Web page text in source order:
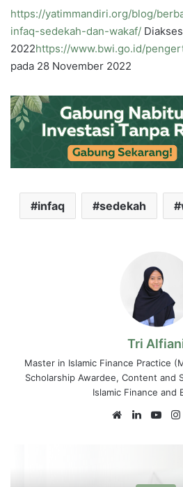
https://yatimmandiri.org/blog/
infaq-sedekah-dan-wakaf/
2022https://www.bwi.go.id/
pada 28 November 2022
infaq sedekah
Tri
Master in Islamic Finance Practice
Scholarship Awardee, Content and
Islamic Finance and
WebsiteLinkedIn